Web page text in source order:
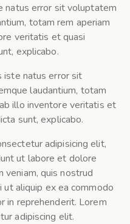
natus error sit voluptatem
totam rem aperiam
veritatis et quasi
explicabo.
iste natus error sit
laudantium, totam
illo inventore veritatis et
sunt, explicabo.
adipisicing elit,
ut labore et dolore
veniam, quis nostrud
aliquip ex ea commodo
in reprehenderit. Lorem
adipiscing elit.